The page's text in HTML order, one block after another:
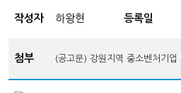
작성자 하왕현 등록일
첨부 (공고문) 강원지역 중소벤처기